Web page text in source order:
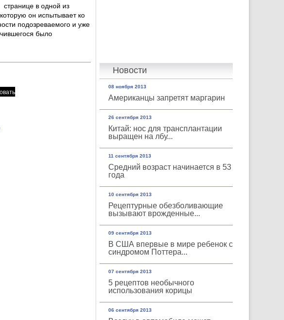
Новости
08 ноября 2013
Американцы запретят маргарин
26 сентября 2013
Китай: нос для трансплантации
выращен на лбу...
11 сентября 2013
Средний возраст начинается в 53
года
10 сентября 2013
Рецептурные обезболивающие
вызывают врожденные...
09 сентября 2013
В США впервые в мире ребенок с
синдромом Поттера...
07 сентября 2013
5 рецептов необычного
использования корицы
06 сентября 2013
странице в одной из
он испытывает ко
подозреваемого и уже
было